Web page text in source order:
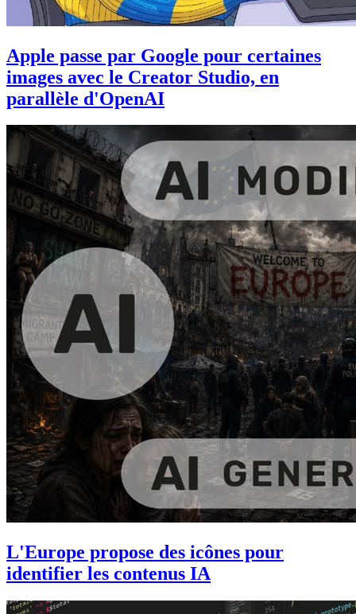
Apple passe par Google pour certaines
images avec le Creator Studio, en
parallèle d'OpenAI
L'Europe propose des icônes pour
identifier les contenus IA